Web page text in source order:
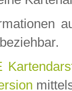
beziehbar.